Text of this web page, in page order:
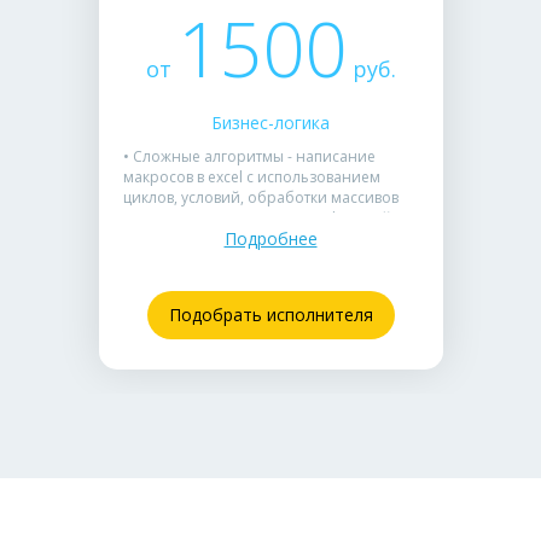
от 1500 руб.
Бизнес-логика
• Сложные алгоритмы - написание
макросов в excel с использованием
циклов, условий, обработки массивов
данных и пользовательских функций (UDF)
• Интеграция и импорт - автоматизация
сайтов или выгрузка в другие офисные
приложения
• Полная документация - предоставление
Подробнее
Подобрать исполнителя